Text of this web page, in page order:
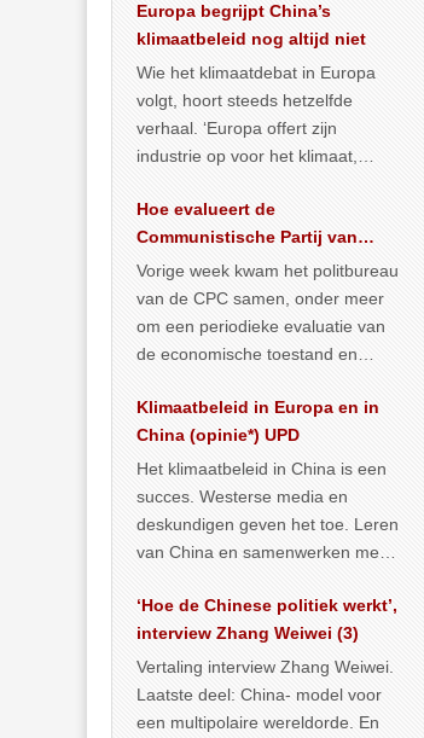
Europa begrijpt China’s
klimaatbeleid nog altijd niet
Wie het klimaatdebat in Europa
volgt, hoort steeds hetzelfde
verhaal. ‘Europa offert zijn
industrie op voor het klimaat,
vergroening… >> lees meer
Hoe evalueert de
Communistische Partij van
China de economische
toestand?
Vorige week kwam het politbureau
van de CPC samen, onder meer
om een periodieke evaluatie van
de economische toestand en
publiceerden… >> lees meer
Klimaatbeleid in Europa en in
China (opinie*) UPD
Het klimaatbeleid in China is een
succes. Westerse media en
deskundigen geven het toe. Leren
van China en samenwerken met
… >> lees meer
‘Hoe de Chinese politiek werkt’,
interview Zhang Weiwei (3)
Vertaling interview Zhang Weiwei.
Laatste deel: China- model voor
een multipolaire wereldorde. En